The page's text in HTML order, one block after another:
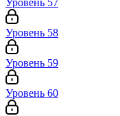
Уровень 58
Уровень 59
Уровень 60